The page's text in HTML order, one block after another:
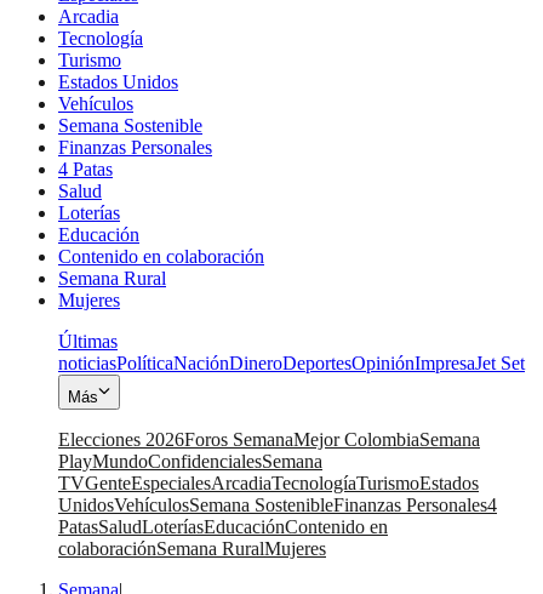
Arcadia
Tecnología
Turismo
Estados Unidos
Vehículos
Semana Sostenible
Finanzas Personales
4 Patas
Salud
Loterías
Educación
Contenido en colaboración
Semana Rural
Mujeres
Últimas
noticiasPolíticaNaciónDineroDeportesOpiniónImpresaJet Set
Más
Elecciones 2026Foros SemanaMejor ColombiaSemana
PlayMundoConfidencialesSemana
TVGenteEspecialesArcadiaTecnologíaTurismoEstados
UnidosVehículosSemana SostenibleFinanzas Personales4
PatasSaludLoteríasEducaciónContenido en
colaboraciónSemana RuralMujeres
Semana|